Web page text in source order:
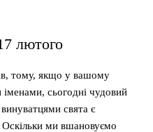
лютого
тому, якщо у вашому
сьогодні чудовий
свята є
Оскільки ми вшановуємо